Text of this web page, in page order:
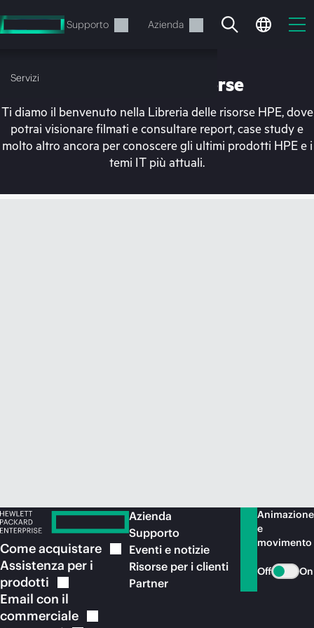
al
contenuto
Supporto Azienda
Servizi
Il carrello è attualmente
Libreria delle risorse
Ti diamo il benvenuto nella Libreria delle risorse HPE, dove
potrai visionare filmati e consultare report, case study e
molto altro ancora per conoscere gli ultimi prodotti HPE e i
temi IT più attuali.
Comeacquistare
Assistenza per i
prodotti
Email con il
commerciale
Azienda
Supporto
Eventi e notizie
Risorse per i clienti
Partner
Animazione
e
movimento
Off On